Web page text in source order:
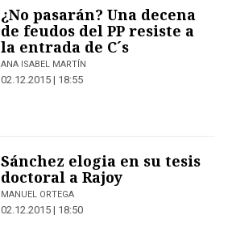
¿No pasarán? Una decena
de feudos del PP resiste a
la entrada de C´s
ANA ISABEL MARTÍN
02.12.2015 | 18:55
Sánchez elogia en su tesis
doctoral a Rajoy
MANUEL ORTEGA
02.12.2015 | 18:50